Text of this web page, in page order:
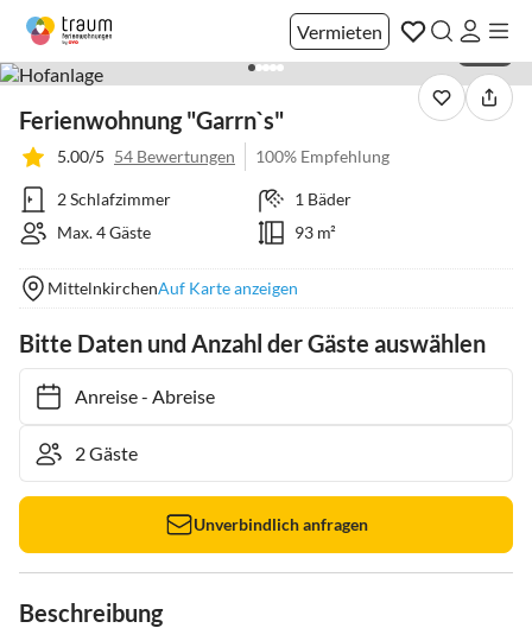
Vermieten
Ferienwohnung "Garrn`s"
5.00/5 54 Bewertungen 100% Empfehlung
2 Schlafzimmer
1 Bäder
Max. 4 Gäste
93 m²
MittelnkirchenAuf Karte anzeigen
Bitte Daten und Anzahl der Gäste auswählen
Anreise- Abreise
Unverbindlich anfragen
Beschreibung